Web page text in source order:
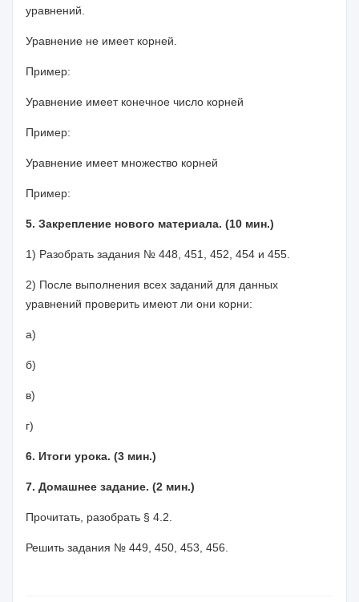
уравнений.
Уравнение не имеет корней.
Пример:
Уравнение имеет конечное число корней
Пример:
Уравнение имеет множество корней
Пример:
5. Закрепление нового материала. (10 мин.)
1) Разобрать задания № 448, 451, 452, 454 и 455.
2) После выполнения всех заданий для данных
уравнений проверить имеют ли они корни:
а)
б)
в)
г)
6. Итоги урока. (3 мин.)
7. Домашнее задание. (2 мин.)
Прочитать, разобрать § 4.2.
Решить задания № 449, 450, 453, 456.